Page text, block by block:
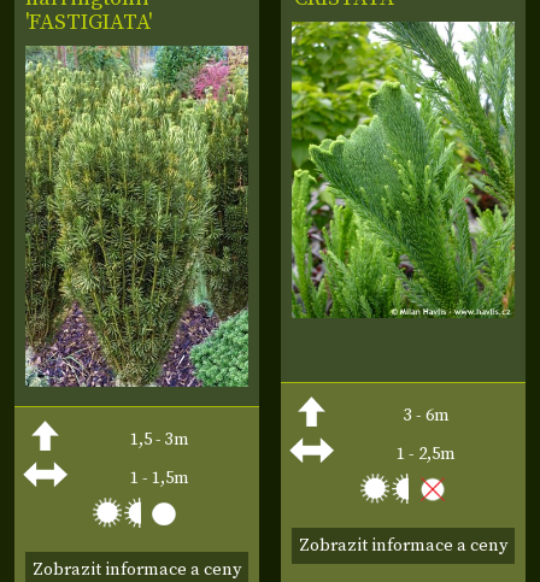
'FASTIGIATA'
1,5 - 3m
1 - 1,5m
Zobrazit informace a ceny
3 - 6m
1 - 2,5m
Zobrazit informace a ceny